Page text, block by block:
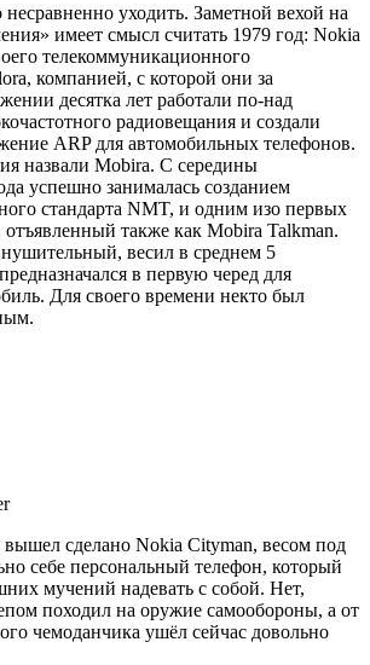
уходить. Заметной вехой на
имеет смысл считать 1979 год: Nokia
телекоммуникационного
компанией, с которой они за
десятка лет работали по-над
радиовещания и создали
ARP для автомобильных телефонов.
назвали Mobira. С середины
успешно занималась созданием
стандарта NMT, и одним изо первых
отъявленный также как Mobira Talkman.
весил в среднем 5
в первую черед для
Для своего времени некто был
вышел сделано Nokia Cityman, весом под
себе персональный телефон, который
мучений надевать с собой. Нет,
походил на оружие самообороны, а от
чемоданчика ушёл сейчас довольно